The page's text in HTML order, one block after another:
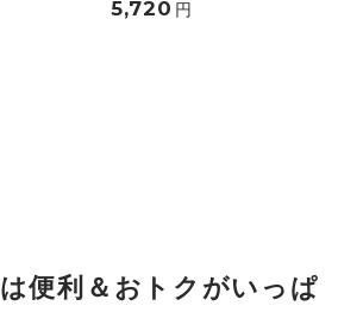
5,720 円
は便利＆おトクがいっぱ